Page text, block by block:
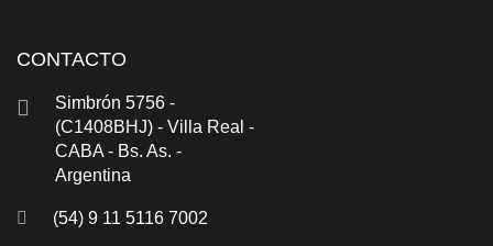
CONTACTO
Simbrón 5756 -
(C1408BHJ) - Villa Real -
CABA - Bs. As. -
Argentina
(54) 9 11 5116 7002